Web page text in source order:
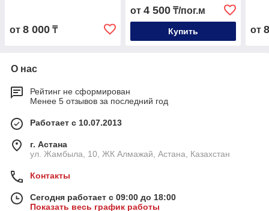
от 8 000 ₸
от 4 500₸/пог.м
Купить от
О нас
Рейтинг не сформирован
Менее 5 отзывов за последний год
Работает с 10.07.2013
г. Астана
ул. Жамбыла, 10, ЖК Алмажай, Астана, Казахстан
Контакты
Сегодня работает с 09:00 до 18:00
Показать весь график работы